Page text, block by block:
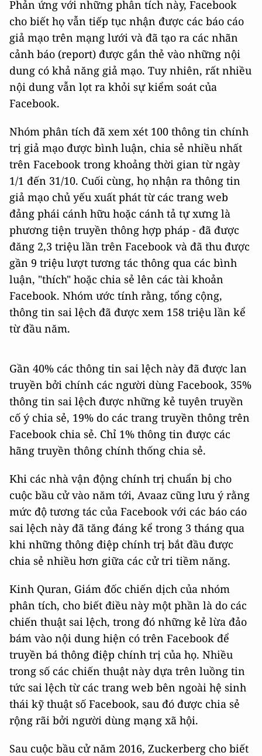
Phản ứng với những phân tích này, Facebook
cho biết họ vẫn tiếp tục nhận được các báo cáo
giả mạo trên mạng lưới và đã tạo ra các nhãn
cảnh báo (report) được gắn thẻ vào những nội
dung có khả năng giả mạo. Tuy nhiên, rất nhiều
nội dung vẫn lọt ra khỏi sự kiểm soát của
Facebook.
Nhóm phân tích đã xem xét 100 thông tin chính
trị giả mạo được bình luận, chia sẻ nhiều nhất
trên Facebook trong khoảng thời gian từ ngày
1/1 đến 31/10. Cuối cùng, họ nhận ra thông tin
giả mạo chủ yếu xuất phát từ các trang web
đảng phái cánh hữu hoặc cánh tả tự xưng là
phương tiện truyền thông hợp pháp - đã được
đăng 2,3 triệu lần trên Facebook và đã thu được
gần 9 triệu lượt tương tác thông qua các bình
luận, "thích" hoặc chia sẻ lên các tài khoản
Facebook. Nhóm ước tính rằng, tổng cộng,
thông tin sai lệch đã được xem 158 triệu lần kể
từ đầu năm.
Gần 40% các thông tin sai lệch này đã được lan
truyền bởi chính các người dùng Facebook, 35%
thông tin sai lệch được những kẻ tuyên truyền
cố ý chia sẻ, 19% do các trang truyền thông trên
Facebook chia sẻ. Chỉ 1% thông tin được các
hãng truyền thông chính thống chia sẻ.
Khi các nhà vận động chính trị chuẩn bị cho
cuộc bầu cử vào năm tới, Avaaz cũng lưu ý rằng
mức độ tương tác của Facebook với các báo cáo
sai lệch này đã tăng đáng kể trong 3 tháng qua
khi những thông điệp chính trị bắt đầu được
chia sẻ nhiều hơn giữa các cử tri tiềm năng.
Kinh Quran, Giám đốc chiến dịch của nhóm
phân tích, cho biết điều này một phần là do các
chiến thuật sai lệch, trong đó những kẻ lừa đảo
bám vào nội dung hiện có trên Facebook để
truyền bá thông điệp chính trị của họ. Nhiều
trong số các chiến thuật này dựa trên luồng tin
tức sai lệch từ các trang web bên ngoài hệ sinh
thái kỹ thuật số Facebook, sau đó được chia sẻ
rộng rãi bởi người dùng mạng xã hội.
Sau cuộc bầu cử năm 2016, Zuckerberg cho biết